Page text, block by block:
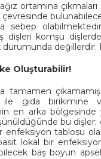
ortamına
sebep
dişleri komşu
durumunda
Oluşturabilir!
tamamen
gıda birikimine
en arka bölgesinde
bu
enfeksiyon tablosu
lokal bir
baş boyun